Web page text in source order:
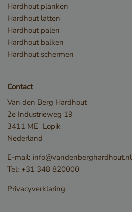
Hardhout planken
Hardhout latten
Hardhout palen
Hardhout balken
Hardhout schermen
Contact
Van den Berg Hardhout
2e Industrieweg 19
3411 ME Lopik
Nederland
E-mail: info@vandenberghardhout.nl
Tel: +31 348 820000
Privacyverklaring
_sweetSessionId